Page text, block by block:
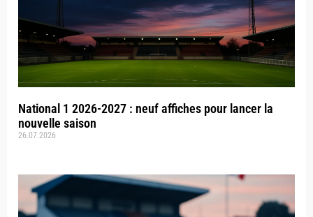
National 1 2026-2027 : neuf affiches pour lancer la
nouvelle saison
26.07.2026